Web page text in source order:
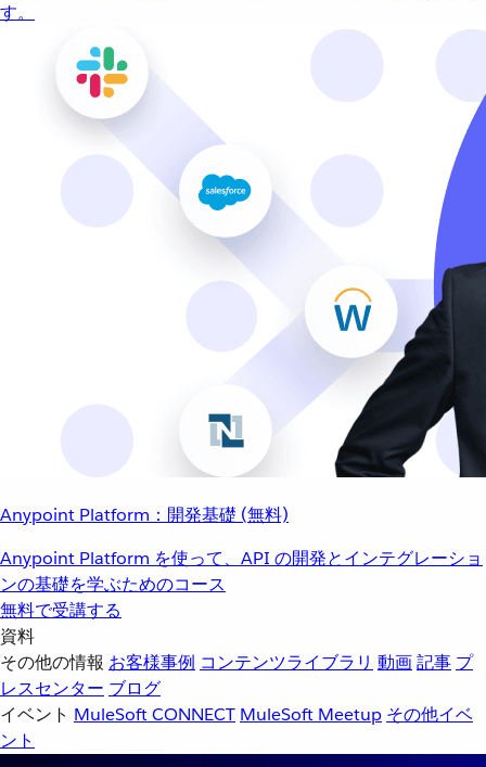
す。
Anypoint Platform：開発基礎 (無料)
Anypoint Platform を使って、API の開発とインテグレーショ
ンの基礎を学ぶためのコース
無料で受講する
資料
その他の情報 お客様事例 コンテンツライブラリ 動画記事 プ
レスセンター ブログ
イベント MuleSoft CONNECT MuleSoft Meetup その他イベ
ント